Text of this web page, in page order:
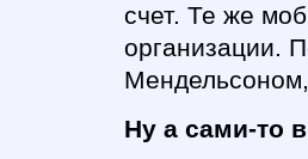
счет. Те же
организации.
Ну а сами-то